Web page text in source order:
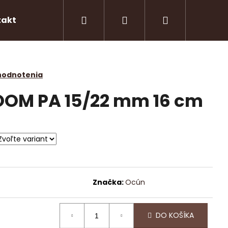
Hľadať Prihlásenie
PA 15/22 mm 16 cm
Značka:Ocún
DO KOŠÍKA
Nasledujúce